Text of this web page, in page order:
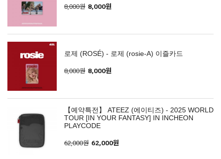
8,000원 8,000원
로제 (ROSÉ) - 로제 (rosie-A) 이즐카드
8,000원 8,000원
【예약특전】 ATEEZ (에이티즈) - 2025 WORLD
TOUR [IN YOUR FANTASY] IN INCHEON
PLAYCODE
62,000원 62,000원